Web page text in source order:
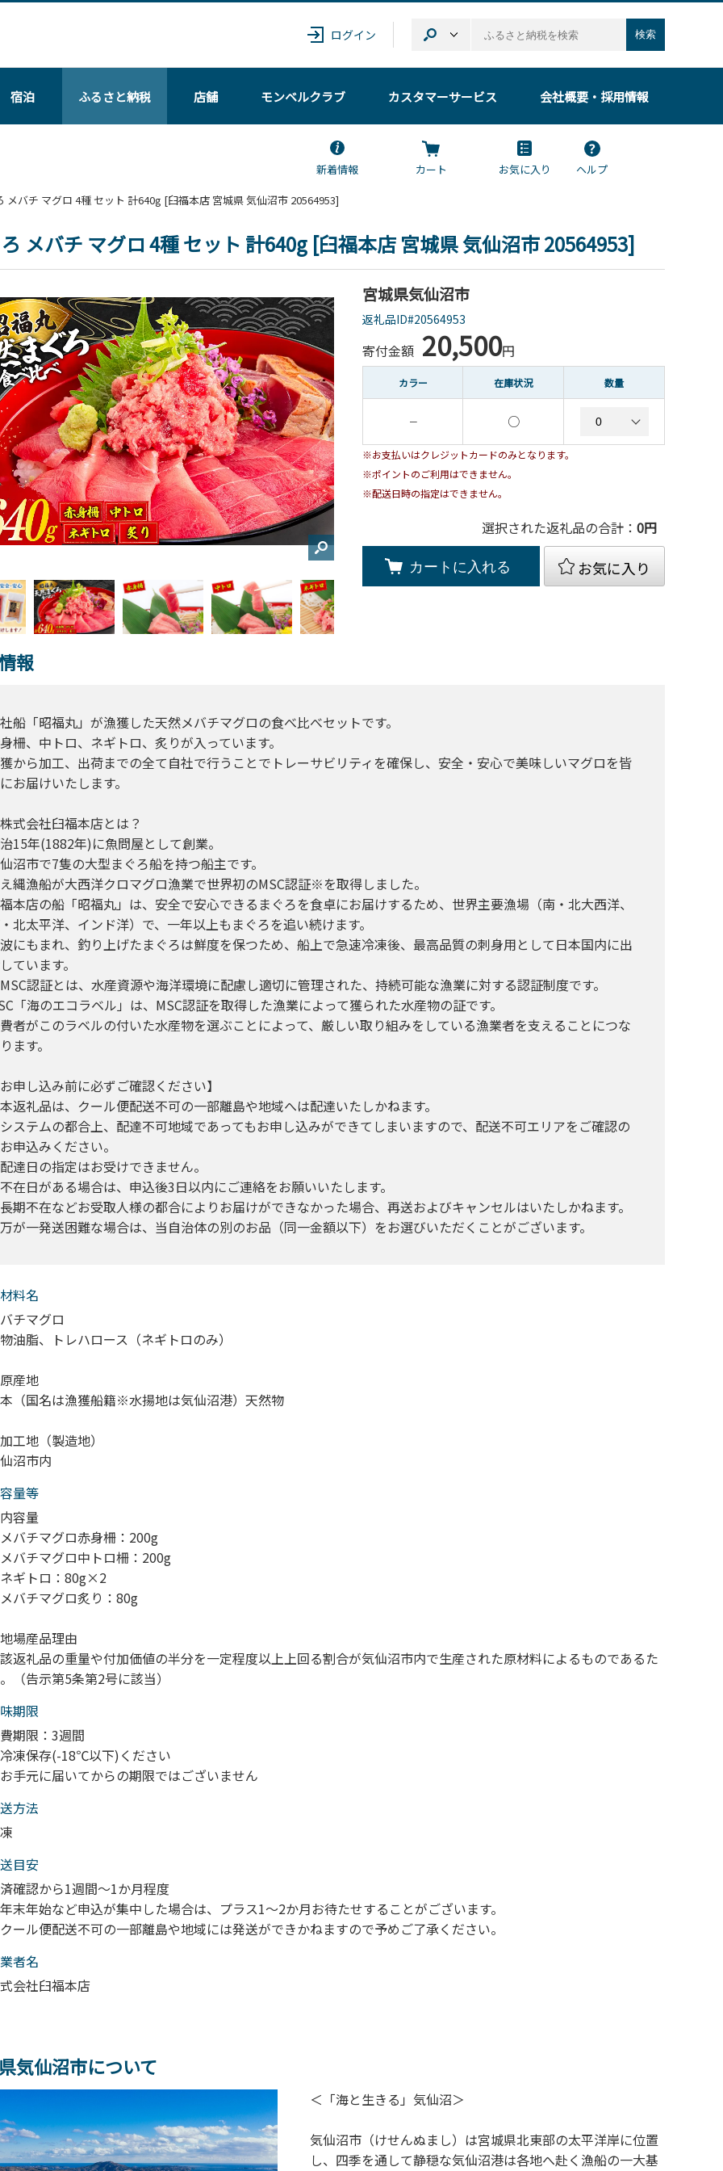
ログイン 検索
宿泊 ふるさと納税 店舗 モンベルクラブ カスタマーサービス 会社概要・採用情報
新着情報 カート お気に入り
ヘルプ
メバチ マグロ 4種 セット 計640g [臼福本店 宮城県 気仙沼市 20564953]
メバチ マグロ 4種 セット 計640g [臼福本店 宮城県 気仙沼市 20564953]
宮城県気仙沼市
返礼品ID#20564953
寄付金額 20,500円
カラー 在庫状況 数量
－ ○
※お支払いはクレジットカードのみとなります。
※ポイントのご利用はできません。
※配送日時の指定はできません。
選択された返礼品の合計： 0円
カートに入れる お気に入り
報
船「昭福丸」が漁獲した天然メバチマグロの食べ比べセットです。
柵、中トロ、ネギトロ、炙りが入っています。
から加工、出荷までの全て自社で行うことでトレーサビリティを確保し、安全・安心で美味しいマグロを皆
お届けいたします。
式会社臼福本店とは？
15年(1882年)に魚問屋として創業。
沼市で7隻の大型まぐろ船を持つ船主です。
縄漁船が大西洋クロマグロ漁業で世界初のMSC認証※を取得しました。
本店の船「昭福丸」は、安全で安心できるまぐろを食卓にお届けするため、世界主要漁場（南・北大西洋、
北太平洋、インド洋）で、一年以上もまぐろを追い続けます。
にもまれ、釣り上げたまぐろは鮮度を保つため、船上で急速冷凍後、最高品質の刺身用として日本国内に出
ています。
認証とは、水産資源や海洋環境に配慮し適切に管理された、持続可能な漁業に対する認証制度です。
「海のエコラベル」は、MSC認証を取得した漁業によって獲られた水産物の証です。
者がこのラベルの付いた水産物を選ぶことによって、厳しい取り組みをしている漁業者を支えることにつな
ます。
お申し込み前に必ずご確認ください】
本返礼品は、クール便配送不可の一部離島や地域へは配達いたしかねます。
システムの都合上、配達不可地域であってもお申し込みができてしまいますので、配送不可エリアをご確認の
申込みください。
配達日の指定はお受けできません。
不在日がある場合は、申込後3日以内にご連絡をお願いいたします。
長期不在などお受取人様の都合によりお届けができなかった場合、再送およびキャンセルはいたしかねます。
万が一発送困難な場合は、当自治体の別のお品（同一金額以下）をお選びいただくことがございます。
料名
チマグロ
油脂、トレハロース（ネギトロのみ）
産地
（国名は漁獲船籍※水揚地は気仙沼港）天然物
工地（製造地）
沼市内
量等
容量
メバチマグロ赤身柵：200g
メバチマグロ中トロ柵：200g
ネギトロ：80g×2
メバチマグロ炙り：80g
場産品理由
返礼品の重量や付加価値の半分を一定程度以上上回る割合が気仙沼市内で生産された原材料によるものであるた
（告示第5条第2号に該当）
期限
期限：3週間
凍保存(-18℃以下)ください
手元に届いてからの期限ではございません
⽅法
目安
確認から1週間～1か月程度
末年始など申込が集中した場合は、プラス1～2か月お待たせすることがございます。
ール便配送不可の一部離島や地域には発送ができかねますので予めご了承ください。
者名
会社臼福本店
気仙沼市について
＜「海と生きる」気仙沼＞
気仙沼市（けせんぬまし）は宮城県北東部の太平洋岸に位置
し、四季を通して静穏な気仙沼港は各地へ赴く漁船の一大基